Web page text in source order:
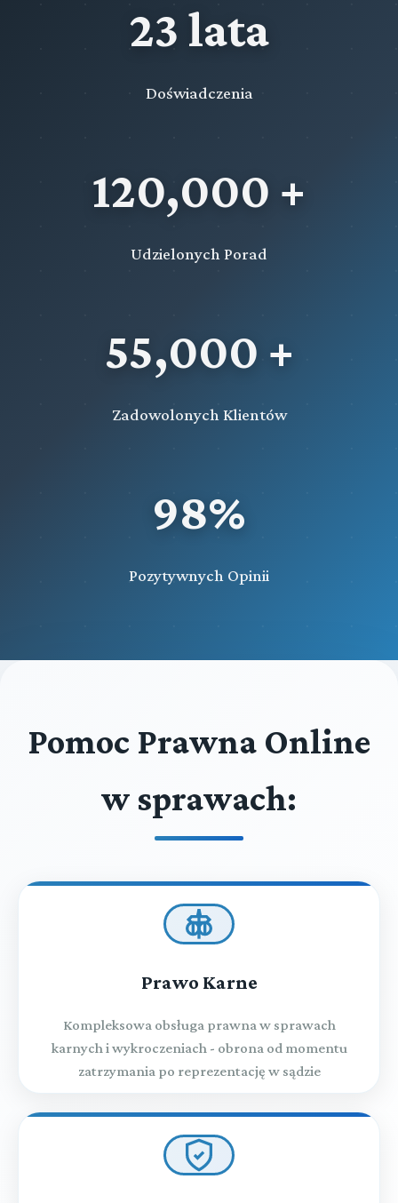
23 lata
Doświadczenia
120,000 +
Udzielonych Porad
55,000 +
Zadowolonych Klientów
98%
Pozytywnych Opinii
Pomoc Prawna Online
w sprawach:
Prawo Karne
Kompleksowa obsługa prawna w sprawach
karnych i wykroczeniach - obrona od momentu
zatrzymania po reprezentację w sądzie